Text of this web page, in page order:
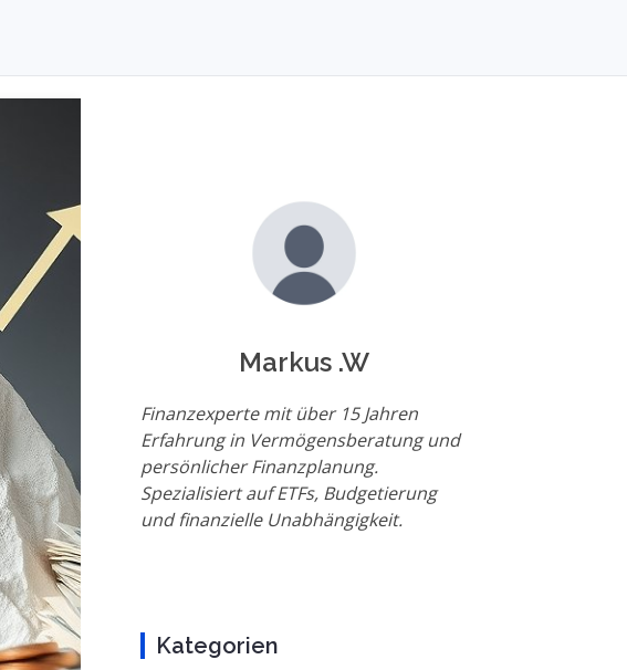
Markus .W
Finanzexperte mit über 15 Jahren
Erfahrung in Vermögensberatung und
persönlicher Finanzplanung.
Spezialisiert auf ETFs, Budgetierung
und finanzielle Unabhängigkeit.
Kategorien